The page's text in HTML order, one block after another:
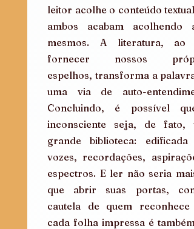
leitor acolhe o conteúdo textual
ambos acabam acolhendo
mesmos. A literatura, ao
fornecer nossos
espelhos, transforma a palavra
uma via de auto-
Concluindo, é possível
inconsciente seja, de fato,
grande biblioteca: edificada
vozes, recordações,
espectros. E ler não seria
que abrir suas portas,
cautela de quem reconhece
cada folha impressa é também